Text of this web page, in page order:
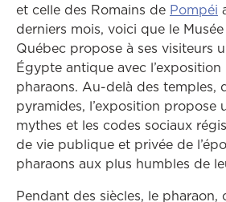
et celle des Romains de Pompéi
derniers mois, voici que le
Québec propose à ses visiteurs
Égypte antique avec
pharaons. Au-delà des temples,
pyramides, l’exposition propose
mythes et les codes sociaux
de vie publique et privée de
pharaons aux plus humbles de
Pendant des siècles, le pharaon,